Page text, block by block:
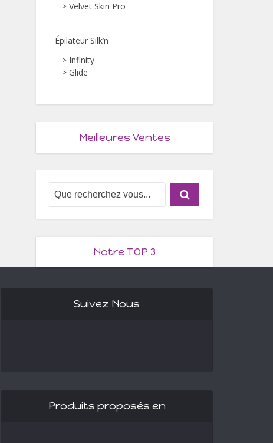
> Velvet Skin Pro
Épilateur Silk’n
> Infinity
> Glide
Meilleures Ventes
Notre TOP 3
Suivez Nous
Produits proposés en